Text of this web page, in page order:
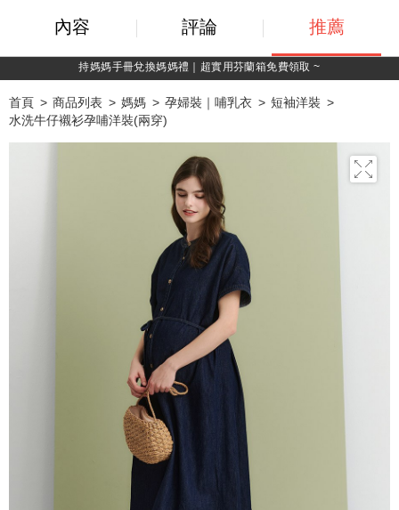
持媽媽手冊兌換媽媽禮｜超實用芬蘭箱免費領取 ~
首頁 商品列表 媽媽 孕婦裝｜哺乳衣
短袖洋裝
水洗牛仔襯衫孕哺洋裝(兩穿)
內容 評論 推薦